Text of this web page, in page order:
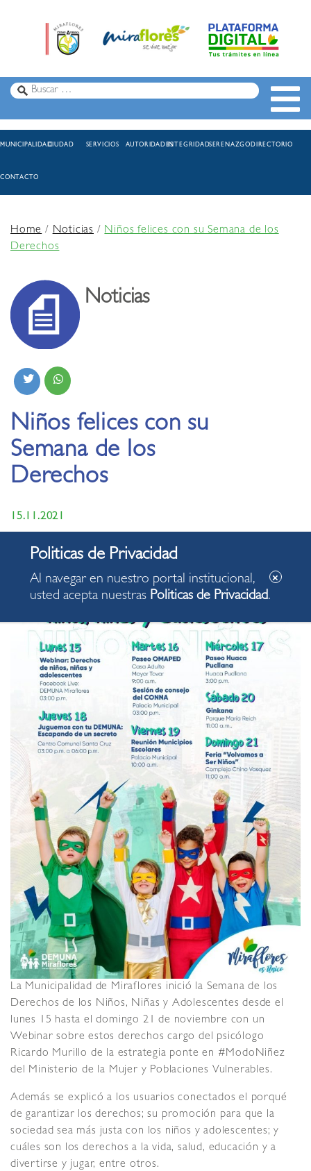
MUNICIPALIDADCIUDAD SERVICIOS AUTORIDADESINTEGRIDADSERENAZGODIRECTORIO
CONTACTO
Home/Noticias /Niños felices con su Semana de los
Derechos
Noticias
Niños felices con su
Semana de los
Derechos
15.11.2021
La Municipalidad de Miraflores inició la Semana de los
Derechos de los Niños, Niñas y Adolescentes desde el
lunes 15 hasta el domingo 21 de noviembre con un
Webinar sobre estos derechos cargo del psicólogo
Ricardo Murillo de la estrategia ponte en #ModoNiñez
del Ministerio de la Mujer y Poblaciones Vulnerables.
Además se explicó a los usuarios conectados el porqué
de garantizar los derechos; su promoción para que la
sociedad sea más justa con los niños y adolescentes; y
cuáles son los derechos a la vida, salud, educación y a
divertirse y jugar, entre otros.
Al navegar en nuestro portal institucional,
usted acepta nuestras Politicas de Privacidad.